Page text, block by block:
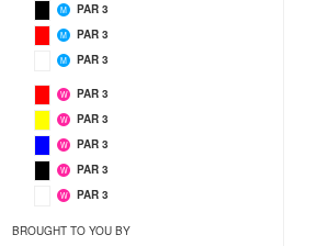
M PAR 3
M PAR 3
M PAR 3
W PAR 3
W PAR 3
W PAR 3
W PAR 3
W PAR 3
BROUGHT TO YOU BY